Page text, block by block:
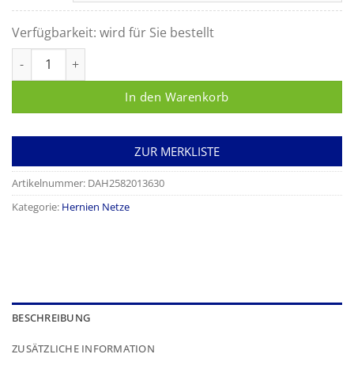
Verfügbarkeit: wird für Sie bestellt
DegraTack adsorbierbarer Tacker Menge
In den Warenkorb
ZUR MERKLISTE
Artikelnummer: DAH2582013630
Kategorie: Hernien Netze
BESCHREIBUNG
ZUSÄTZLICHE INFORMATION